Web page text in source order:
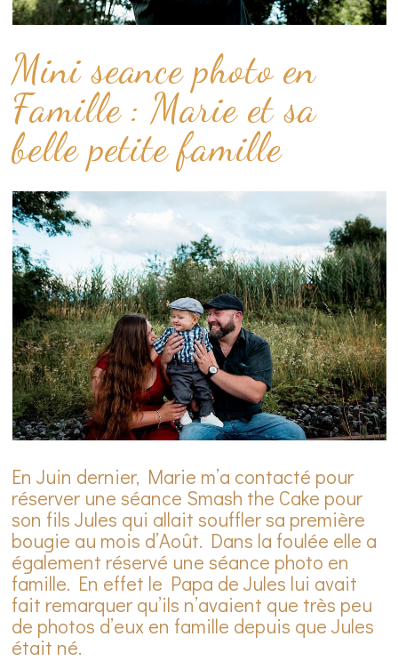
Mini seance photo en
Famille : Marie et sa
belle petite famille
En Juin dernier, Marie m’a contacté pour
réserver une séance Smash the Cake pour
son fils Jules qui allait souffler sa première
bougie au mois d’Août. Dans la foulée elle a
également réservé une séance photo en
famille. En effet le Papa de Jules lui avait
fait remarquer qu’ils n’avaient que très peu
de photos d’eux en famille depuis que Jules
était né.